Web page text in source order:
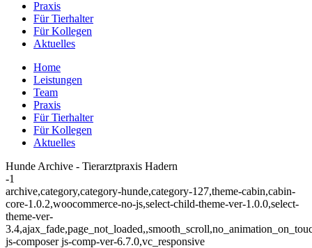
Praxis
Für Tierhalter
Für Kollegen
Aktuelles
Home
Leistungen
Team
Praxis
Für Tierhalter
Für Kollegen
Aktuelles
Hunde Archive - Tierarztpraxis Hadern
-1
archive,category,category-hunde,category-127,theme-cabin,cabin-
core-1.0.2,woocommerce-no-js,select-child-theme-ver-1.0.0,select-
theme-ver-
js-composer js-comp-ver-6.7.0,vc_responsive